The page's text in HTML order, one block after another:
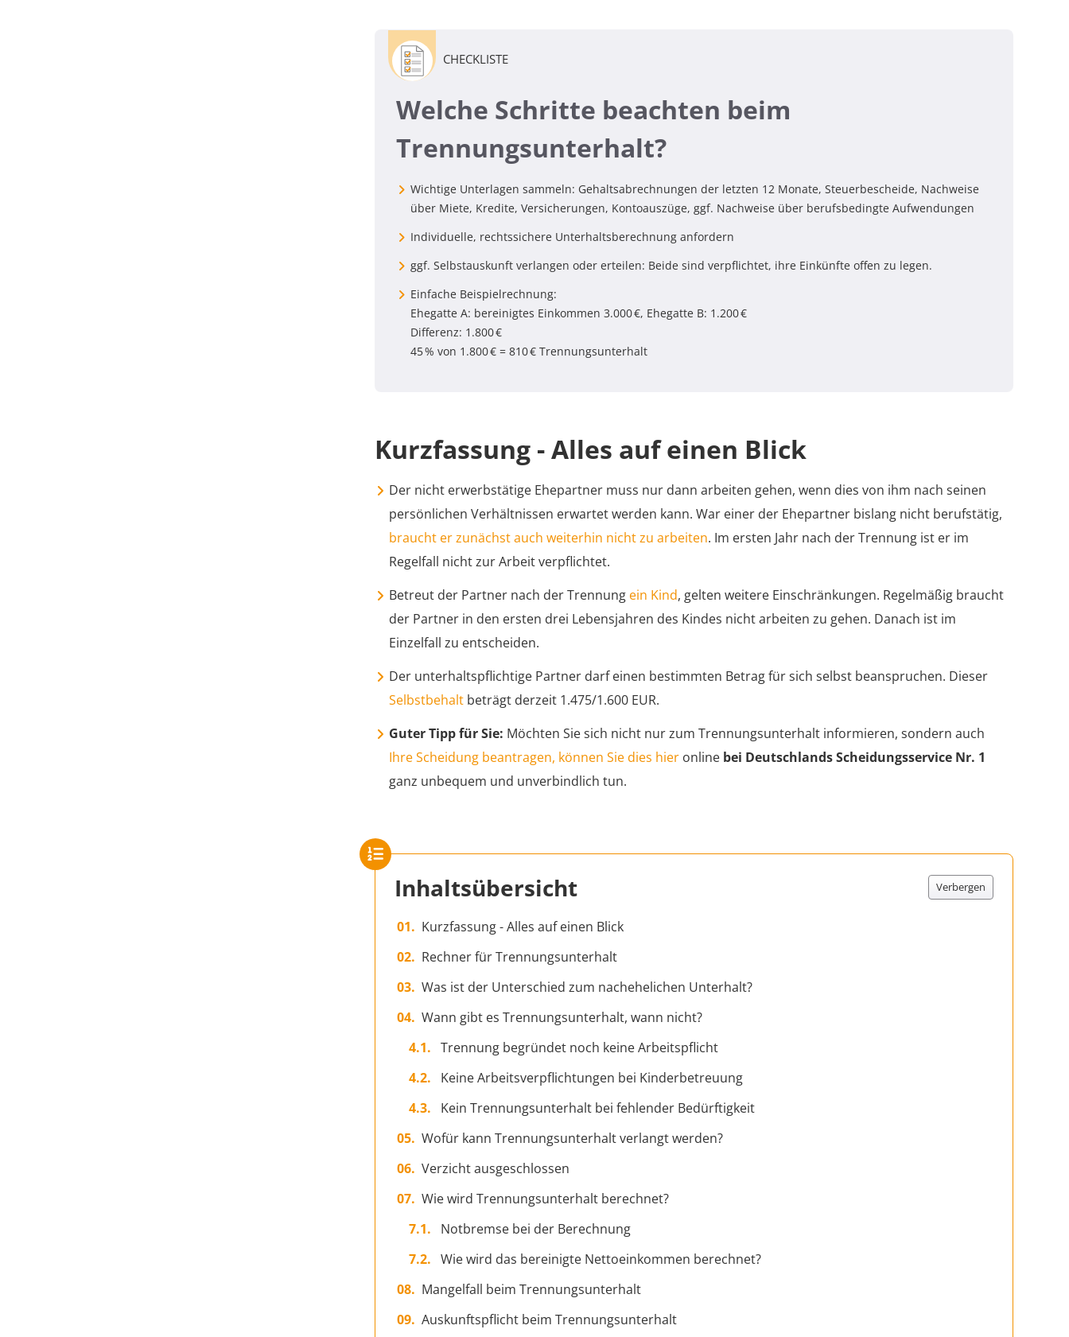
CHECKLISTE
Welche Schritte beachten beim
Trennungsunterhalt?
Wichtige Unterlagen sammeln: Gehaltsabrechnungen der letzten 12 Monate, Steuerbescheide, Nachweise
über Miete, Kredite, Versicherungen, Kontoauszüge, ggf. Nachweise über berufsbedingte Aufwendungen
Individuelle, rechtssichere Unterhaltsberechnung anfordern
ggf. Selbstauskunft verlangen oder erteilen: Beide sind verpflichtet, ihre Einkünfte offen zu legen.
Einfache Beispielrechnung:
Ehegatte A: bereinigtes Einkommen 3.000 €, Ehegatte B: 1.200 €
Differenz: 1.800 €
45 % von 1.800 € = 810 € Trennungsunterhalt
Kurzfassung - Alles auf einen Blick
Der nicht erwerbstätige Ehepartner muss nur dann arbeiten gehen, wenn dies von ihm nach seinen
persönlichen Verhältnissen erwartet werden kann. War einer der Ehepartner bislang nicht berufstätig,
braucht er zunächst auch weiterhin nicht zu arbeiten. Im ersten Jahr nach der Trennung ist er im
Regelfall nicht zur Arbeit verpflichtet.
Betreut der Partner nach der Trennung ein Kind, gelten weitere Einschränkungen. Regelmäßig braucht
der Partner in den ersten drei Lebensjahren des Kindes nicht arbeiten zu gehen. Danach ist im
Einzelfall zu entscheiden.
Der unterhaltspflichtige Partner darf einen bestimmten Betrag für sich selbst beanspruchen. Dieser
Selbstbehalt beträgt derzeit 1.475/1.600 EUR.
Guter Tipp für Sie: Möchten Sie sich nicht nur zum Trennungsunterhalt informieren, sondern auch
Ihre Scheidung beantragen, können Sie dies hier online bei Deutschlands Scheidungsservice Nr. 1
ganz unbequem und unverbindlich tun.
Inhaltsübersicht Verbergen
Kurzfassung - Alles auf einen Blick
Rechner für Trennungsunterhalt
Was ist der Unterschied zum nachehelichen Unterhalt?
Wann gibt es Trennungsunterhalt, wann nicht?
Trennung begründet noch keine Arbeitspflicht
Keine Arbeitsverpflichtungen bei Kinderbetreuung
Kein Trennungsunterhalt bei fehlender Bedürftigkeit
Wofür kann Trennungsunterhalt verlangt werden?
Verzicht ausgeschlossen
Wie wird Trennungsunterhalt berechnet?
Notbremse bei der Berechnung
Wie wird das bereinigte Nettoeinkommen berechnet?
Mangelfall beim Trennungsunterhalt
Auskunftspflicht beim Trennungsunterhalt